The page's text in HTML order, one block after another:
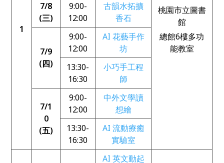
1
桃園市立圖書
館
總館6樓多功
能教室
7/8
(三)
9:00-
12:00
古韻水拓擴
香石
7/9
(四)
9:00-
12:00
AI 花藝手作
坊
13:30-
16:30
小巧手工程
師
7/1
0
(五)
9:00-
12:00
中外文學讀
想繪
13:30-
16:30
AI 流動療癒
實驗室
AI 英文動起